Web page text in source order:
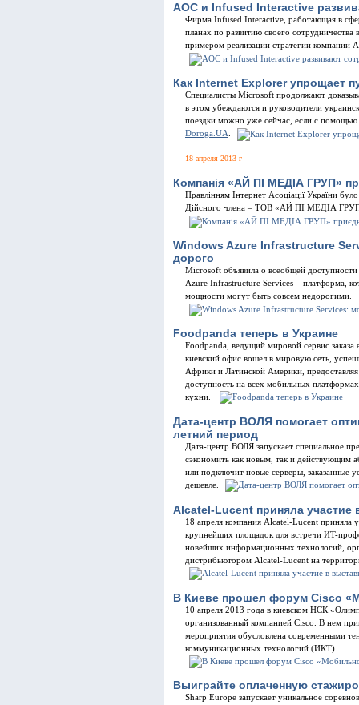
AOC и Infused Interactive
Фирма Infused Interactive, работающая в
планах по развитию своего
примером реализации стратегии компании
Как Internet Explorer упрощает
Специалисты Microsoft продолжают
в этом убеждаются и руководители
поездки можно уже сейчас, если с
Doroga.UA
18 апреля 2013 г
Компанія «АЙ ПІ МЕДІА ГРУП»
Правлінням Інтернет Асоціації України
Дійсного члена – ТОВ «АЙ ПІ МЕДІА
Windows Azure Infrastructure
дорого
Microsoft объявила о всеобщей
Azure Infrastructure Services – платформа,
мощности могут быть совсем недорогими.
Foodpanda теперь в Украине
Foodpanda, ведущий мировой сервис
киевский офис вошел в мировую сеть,
Африки и Латинской Америки,
доступность на всех мобильных
кухни.
Дата-центр ВОЛЯ помогает
летний период
Дата-центр ВОЛЯ запускает специальное
сэкономить как новым, так и действующим
или подключит новые серверы, заказанные
дешевле.
Alcatel-Lucent приняла участие
18 апреля компания Alcatel-Lucent приняла
крупнейших площадок для встречи ИT-
новейших информационных технологий,
дистрибьютором Alcatel-Lucent на
В Киеве прошел форум Cisco
10 апреля 2013 года в киевском НСК
организованный компанией Cisco. В нем
мероприятия обусловлена современными
коммуникационных технологий (ИКТ).
Выиграйте оплаченную
Sharp Europe запускает уникальное